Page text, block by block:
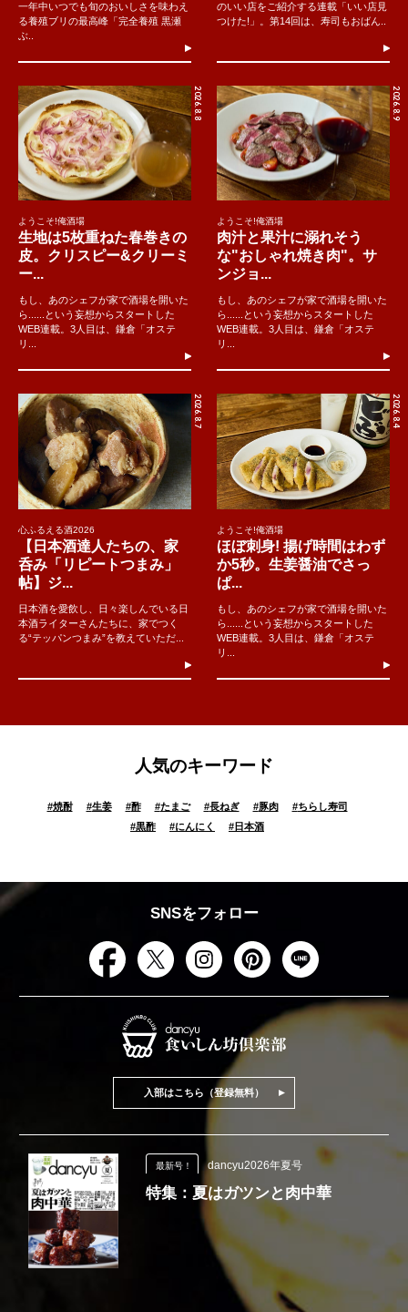
一年中いつでも旬のおいしさを味わえ
る養殖ブリの最高峰「完全養殖 黒瀬
ぶ..
のいい店をご紹介する連載「いい店見
つけた!」。第14回は、寿司もおばん..
2026.8.8
ようこそ!俺酒場
生地は5枚重ねた春巻きの
皮。クリスピー&クリーミ
ー...
もし、あのシェフが家で酒場を開いた
ら......という妄想からスタートした
WEB連載。3人目は、鎌倉「オステ
リ...
2026.8.9
ようこそ!俺酒場
肉汁と果汁に溺れそう
な"おしゃれ焼き肉"。サ
ンジョ...
もし、あのシェフが家で酒場を開いた
ら......という妄想からスタートした
WEB連載。3人目は、鎌倉「オステ
リ...
2026.8.7
心ふるえる酒2026
【日本酒達人たちの、家
呑み「リピートつまみ」
帖】ジ...
日本酒を愛飲し、日々楽しんでいる日
本酒ライターさんたちに、家でつく
る“テッパンつまみ”を教えていただ...
2026.8.4
ようこそ!俺酒場
ほぼ刺身! 揚げ時間はわず
か5秒。生姜醤油でさっ
ぱ...
もし、あのシェフが家で酒場を開いた
ら......という妄想からスタートした
WEB連載。3人目は、鎌倉「オステ
リ...
人気のキーワード
#焼酎 #生姜 #酢 #たまご #長ねぎ #豚肉 #ちらし寿司
#黒酢 #にんにく #日本酒
SNSをフォロー
入部はこちら（登録無料）
最新号！ dancyu2026年夏号
特集：夏はガツンと肉中華